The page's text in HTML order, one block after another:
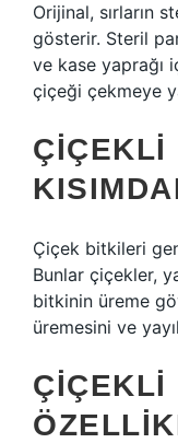
Orijinal, sırların
gösterir. Steril
ve kase yaprağı
çiçeği çekmeye
ÇIÇEKLI
Çiçek bitkileri
Bunlar çiçekler,
bitkinin üreme
üremesini ve
ÇIÇEKLI